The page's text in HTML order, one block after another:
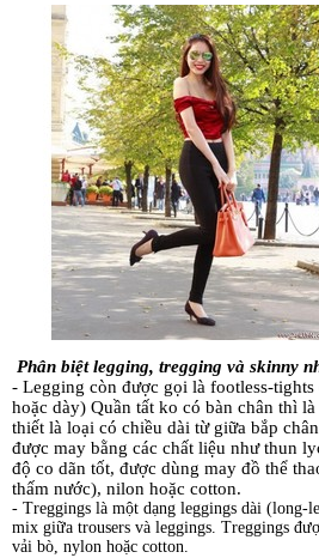
Phân biệt legging, tregging và skinny
- Legging còn được gọi là footless-
hoặc dày) Quần tất ko có bàn chân thì
thiết là loại có chiều dài từ giữa bắp
được may bằng các chất liệu như thun
độ co dãn tốt, được dùng may đồ thể
thấm nước), nilon hoặc cotton.
- Treggings là một dạng leggings dài (long-
mix giữa trousers và leggings. Treggings
vải bò, nylon hoặc cotton.